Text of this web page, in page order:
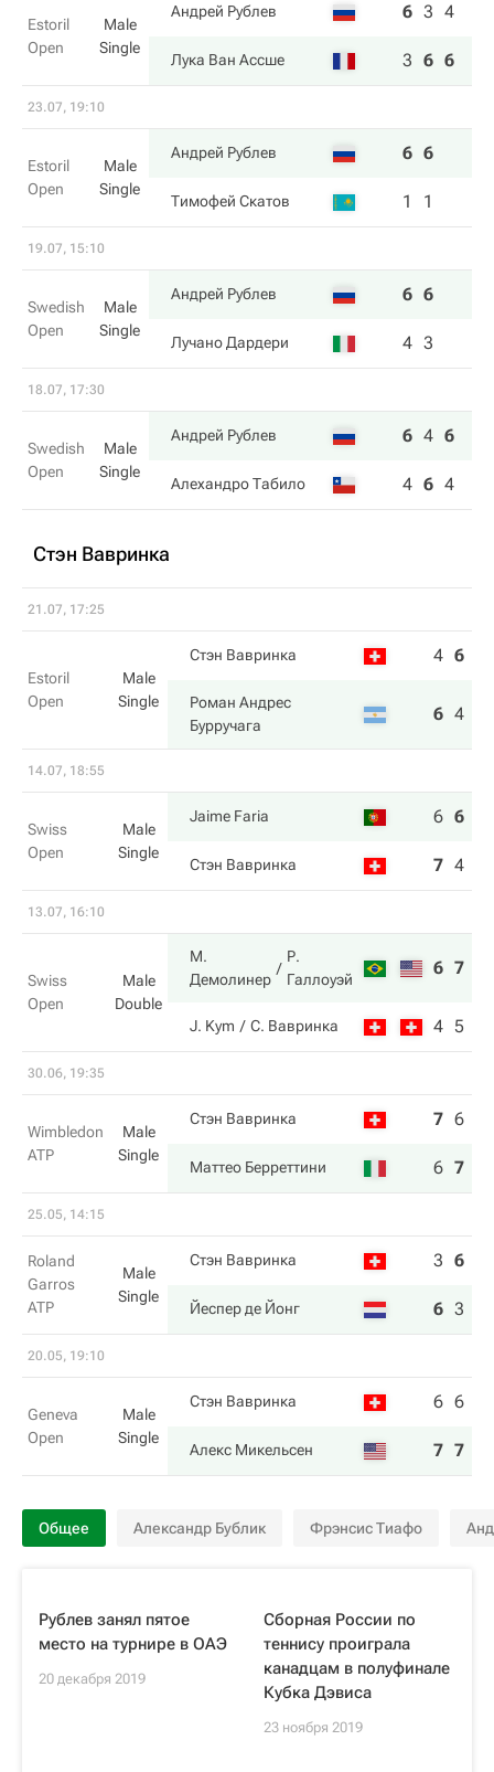
Estoril
Open
Male
Single
Андрей Рублев 6 3 4
Лука Ван Ассше 3 6 6
23.07, 19:10
Estoril
Open
Male
Single
Андрей Рублев 6 6
Тимофей Скатов 1 1
19.07, 15:10
Swedish
Open
Male
Single
Андрей Рублев 6 6
Лучано Дардери 4 3
18.07, 17:30
Swedish
Open
Male
Single
Андрей Рублев 6 4 6
Алехандро Табило 4 6 4
Стэн Вавринка
21.07, 17:25
Estoril
Open
Male
Single
Стэн Вавринка 4 6
Роман Андрес
Бурручага
6 4
14.07, 18:55
Swiss
Open
Male
Single
Jaime Faria 6 6
Стэн Вавринка 7 4
13.07, 16:10
Swiss
Open
Male
Double
М.
Демолинер
Р.
Галлоуэй
6 7
J. Kym С. Вавринка 4 5
30.06, 19:35
Wimbledon
ATP
Male
Single
Стэн Вавринка 7 6
Маттео Берреттини 6 7
25.05, 14:15
Roland
Garros
ATP
Male
Single
Стэн Вавринка 3 6
Йеспер де Йонг 6 3
20.05, 19:10
Geneva
Open
Male
Single
Стэн Вавринка 6 6
Алекс Микельсен 7 7
Общее Александр Бублик Фрэнсис Тиафо
Рублев занял пятое
место на турнире в ОАЭ
20 декабря 2019
Сборная России по
теннису проиграла
канадцам в полуфинале
Кубка Дэвиса
23 ноября 2019